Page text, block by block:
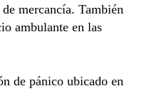
mercancía. También
ambulante en las
de pánico ubicado en